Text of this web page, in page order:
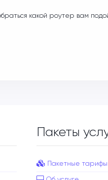
какой роутер вам
Пакеты
Пакетные тарифы